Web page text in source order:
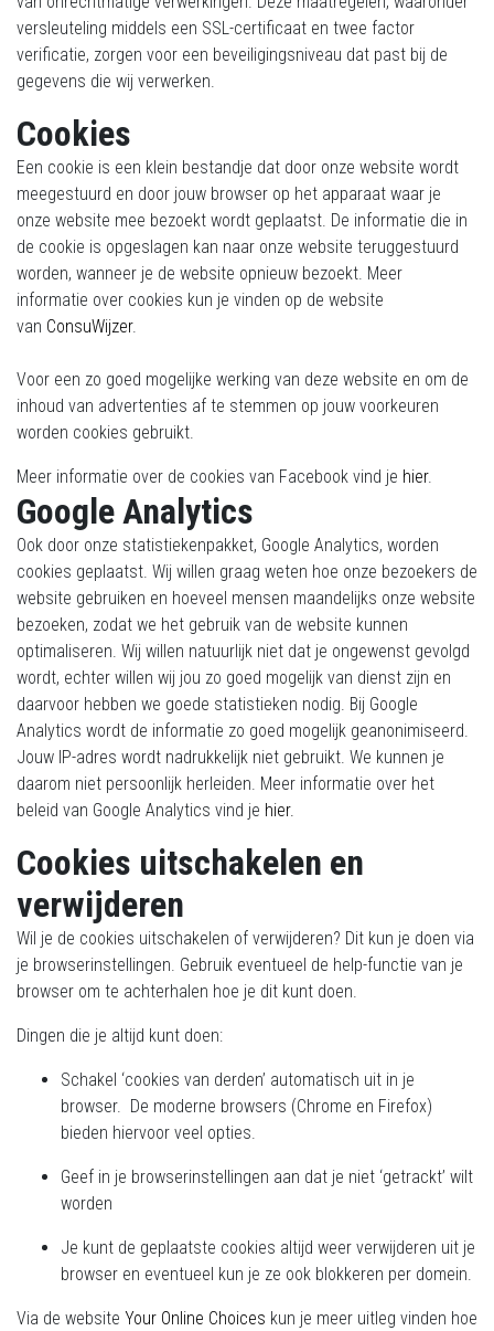
versleuteling middels een SSL-certificaat en twee factor
verificatie, zorgen voor een beveiligingsniveau dat past bij de
gegevens die wij verwerken.
Cookies
Een cookie is een klein bestandje dat door onze website wordt
meegestuurd en door jouw browser op het apparaat waar je
onze website mee bezoekt wordt geplaatst. De informatie die in
de cookie is opgeslagen kan naar onze website teruggestuurd
worden, wanneer je de website opnieuw bezoekt. Meer
informatie over cookies kun je vinden op de website
van ConsuWijzer.
Voor een zo goed mogelijke werking van deze website en om de
inhoud van advertenties af te stemmen op jouw voorkeuren
worden cookies gebruikt.
Meer informatie over de cookies van Facebook vind je hier.
Google Analytics
Ook door onze statistiekenpakket, Google Analytics, worden
cookies geplaatst. Wij willen graag weten hoe onze bezoekers de
website gebruiken en hoeveel mensen maandelijks onze website
bezoeken, zodat we het gebruik van de website kunnen
optimaliseren. Wij willen natuurlijk niet dat je ongewenst gevolgd
wordt, echter willen wij jou zo goed mogelijk van dienst zijn en
daarvoor hebben we goede statistieken nodig. Bij Google
Analytics wordt de informatie zo goed mogelijk geanonimiseerd.
Jouw IP-adres wordt nadrukkelijk niet gebruikt. We kunnen je
daarom niet persoonlijk herleiden. Meer informatie over het
beleid van Google Analytics vind je hier.
Cookies uitschakelen en
verwijderen
Wil je de cookies uitschakelen of verwijderen? Dit kun je doen via
je browserinstellingen. Gebruik eventueel de help-functie van je
browser om te achterhalen hoe je dit kunt doen.
Dingen die je altijd kunt doen:
Schakel ‘cookies van derden’ automatisch uit in je
browser. De moderne browsers (Chrome en Firefox)
bieden hiervoor veel opties.
Geef in je browserinstellingen aan dat je niet ‘getrackt’ wilt
worden
Je kunt de geplaatste cookies altijd weer verwijderen uit je
browser en eventueel kun je ze ook blokkeren per domein.
Via de website Your Online Choices kun je meer uitleg vinden hoe